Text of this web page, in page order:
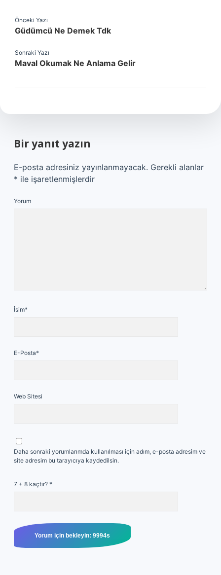
Önceki Yazı
Güdümcü Ne Demek Tdk
Sonraki Yazı
Maval Okumak Ne Anlama Gelir
Bir yanıt yazın
E-posta adresiniz yayınlanmayacak. Gerekli alanlar
* ile işaretlenmişlerdir
Yorum
İsim*
E-Posta*
Web Sitesi
Daha sonraki yorumlarımda kullanılması için adım, e-posta adresim ve
site adresim bu tarayıcıya kaydedilsin.
7 + 8 kaçtır? *